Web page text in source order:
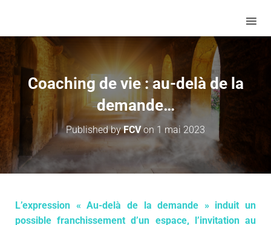
Coaching de vie : au-delà de la
demande…
Published byFCVon 1 mai 2023
L’expression « Au-delà de la demande » induit un
possible franchissement d’un espace, l’invitation au